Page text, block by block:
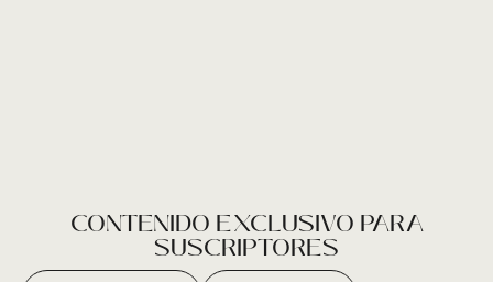
CONTENIDO EXCLUSIVO PARA
SUSCRIPTORES